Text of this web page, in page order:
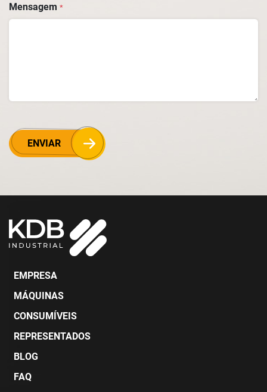
Mensagem *
ENVIAR
EMPRESA
MÁQUINAS
CONSUMÍVEIS
REPRESENTADOS
BLOG
FAQ